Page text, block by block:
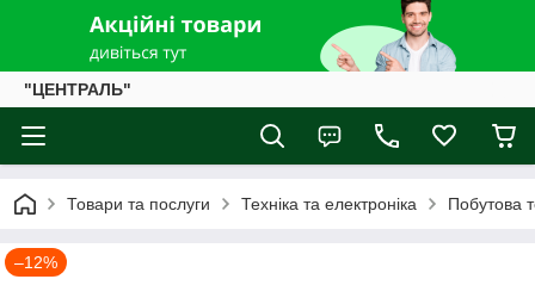
"ЦЕНТРАЛЬ"
Товари та послуги Техніка та електроніка Побутова
–12%